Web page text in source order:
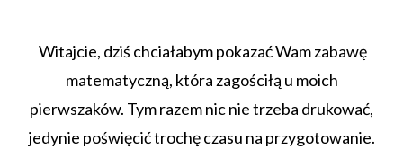
Witajcie, dziś chciałabym pokazać Wam zabawę
matematyczną, która zagościłą u moich
pierwszaków. Tym razem nic nie trzeba drukować,
jedynie poświęcić trochę czasu na przygotowanie.